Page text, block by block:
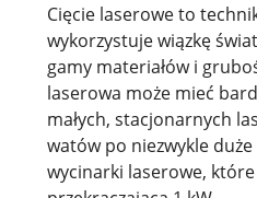
Cięcie laserowe to
wykorzystuje wiązkę
gamy materiałów i
laserowa może mieć
małych, stacjonarnych
watów po niezwykle duże
wycinarki laserowe,